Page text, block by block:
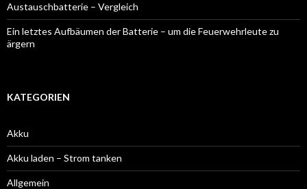
Austauschbatterie – Vergleich
Ein letztes Aufbäumen der Batterie – um die Feuerwehrleute zu
ärgern
KATEGORIEN
Akku
Akku laden – Strom tanken
Allgemein